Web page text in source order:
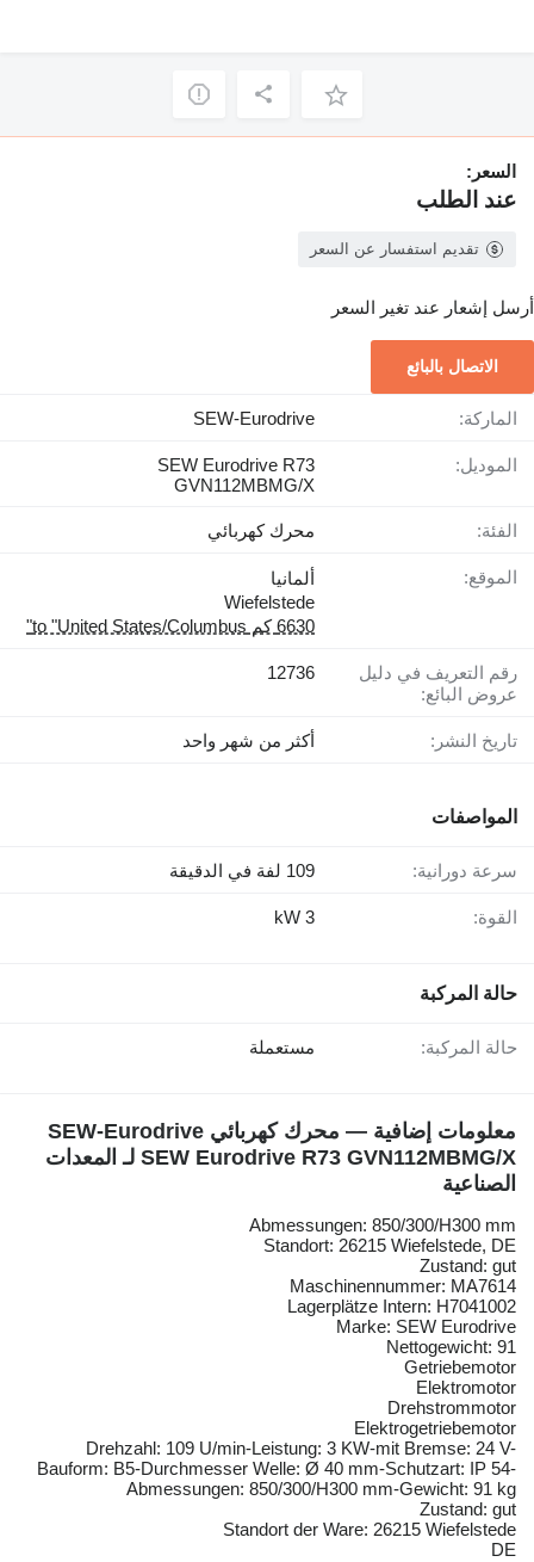
السعر:
عند الطلب
تقديم استفسار عن السعر
أرسل إشعار عند تغير السعر
الاتصال بالبائع
الماركة: SEW-Eurodrive
الموديل:
SEW Eurodrive R73
GVN112MBMG/X
الفئة: محرك كهربائي
الموقع:
ألمانيا
Wiefelstede
6630 كم to "United States/Columbus"
رقم التعريف في دليل
عروض البائع:
12736
تاريخ النشر: أكثر من شهر واحد
المواصفات
سرعة دورانية: 109 لفة في الدقيقة
القوة: 3 kW
حالة المركبة
حالة المركبة: مستعملة
معلومات إضافية — محرك كهربائي SEW-Eurodrive
SEW Eurodrive R73 GVN112MBMG/X لـ المعدات
الصناعية
Abmessungen: 850/300/H300 mm
Standort: 26215 Wiefelstede, DE
Zustand: gut
Maschinennummer: MA7614
Lagerplätze Intern: H7041002
Marke: SEW Eurodrive
Nettogewicht: 91
Getriebemotor
Elektromotor
Drehstrommotor
Elektrogetriebemotor
Drehzahl: 109 U/min-Leistung: 3 KW-mit Bremse: 24 V-
Bauform: B5-Durchmesser Welle: Ø 40 mm-Schutzart: IP 54-
Abmessungen: 850/300/H300 mm-Gewicht: 91 kg
Zustand: gut
Standort der Ware: 26215 Wiefelstede
DE